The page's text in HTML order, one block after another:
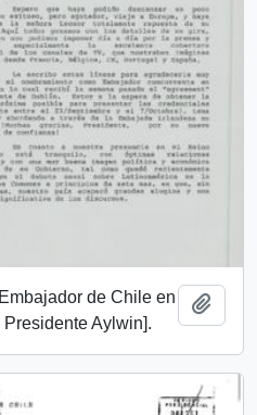
de Chile en
Presidente Aylwin].